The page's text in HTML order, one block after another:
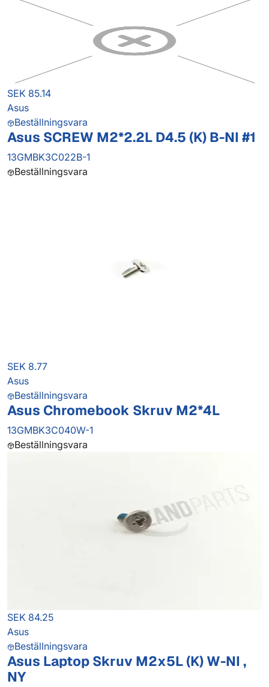
SEK 85.14
Asus
Beställningsvara
Asus SCREW M2*2.2L D4.5 (K) B-NI #1
13GMBK3C022B-1
Beställningsvara
SEK 8.77
Asus
Beställningsvara
Asus Chromebook Skruv M2*4L
13GMBK3C040W-1
Beställningsvara
SEK 84.25
Asus
Beställningsvara
Asus Laptop Skruv M2x5L (K) W-NI ,
NY